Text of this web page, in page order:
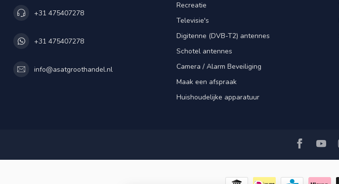
+31 475407278
+31 475407278
info@asatgroothandel.nl
Recreatie
Televisie's
Digitenne (DVB-T2) antennes
Schotel antennes
Camera / Alarm Beveiliging
Maak een afspraak
Huishoudelijke apparatuur